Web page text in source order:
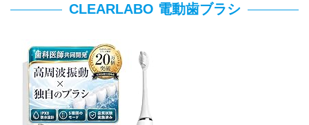
CLEARLABO 電動歯ブラシ